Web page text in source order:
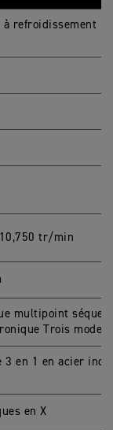
refroidissement
tr/min
multipoint
Trois
3 en 1 en acier
en X